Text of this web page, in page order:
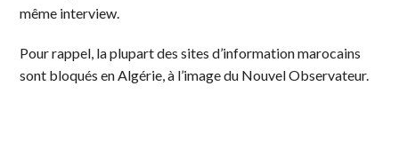
même interview.
Pour rappel, la plupart des sites d’information marocains
sont bloqués en Algérie, à l’image du Nouvel Observateur.